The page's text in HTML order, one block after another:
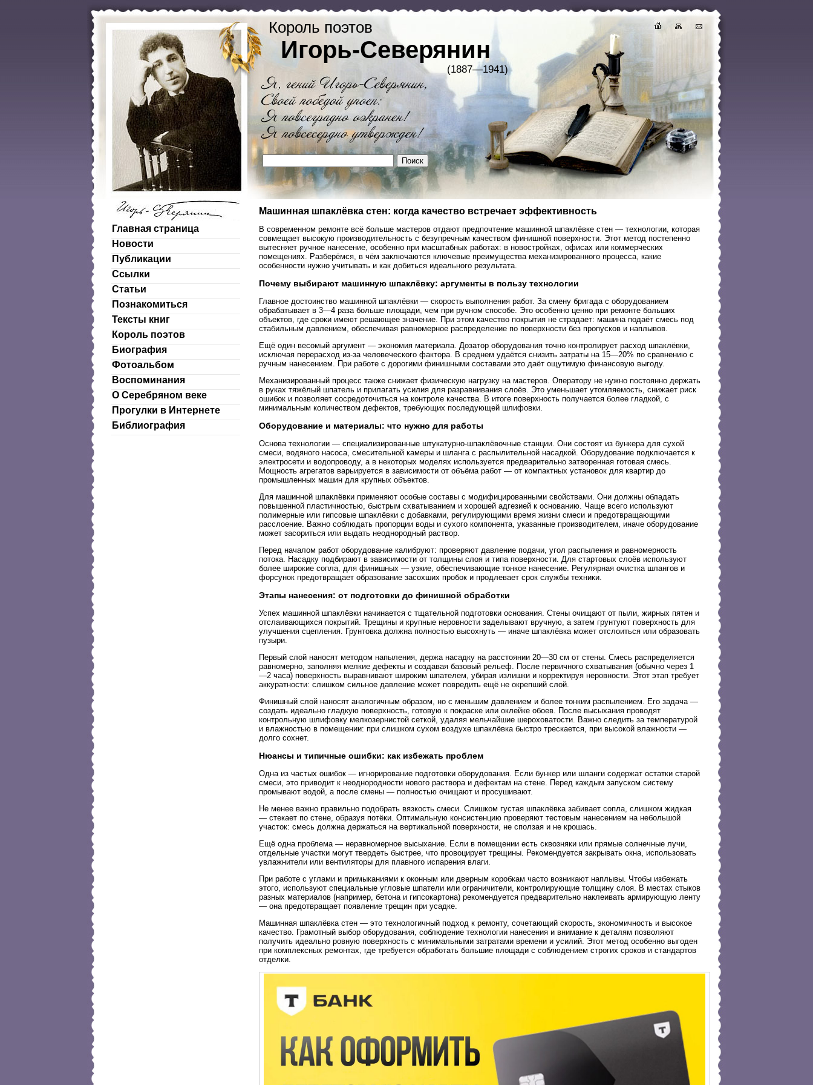
Король поэтов
Игорь-Северянин
(1887—1941)
Главная страница
Новости
Публикации
Ссылки
Статьи
Познакомиться
Тексты книг
Король поэтов
Биография
Фотоальбом
Воспоминания
О Серебряном веке
Прогулки в Интернете
Библиография
Машинная шпаклёвка стен: когда качество встречает эффективность
В современном ремонте всё больше мастеров отдают предпочтение машинной шпаклёвке стен — технологии, которая
совмещает высокую производительность с безупречным качеством финишной поверхности. Этот метод постепенно
вытесняет ручное нанесение, особенно при масштабных работах: в новостройках, офисах или коммерческих
помещениях. Разберёмся, в чём заключаются ключевые преимущества механизированного процесса, какие
особенности нужно учитывать и как добиться идеального результата.
Почему выбирают машинную шпаклёвку: аргументы в пользу технологии
Главное достоинство машинной шпаклёвки — скорость выполнения работ. За смену бригада с оборудованием
обрабатывает в 3—4 раза больше площади, чем при ручном способе. Это особенно ценно при ремонте больших
объектов, где сроки имеют решающее значение. При этом качество покрытия не страдает: машина подаёт смесь под
стабильным давлением, обеспечивая равномерное распределение по поверхности без пропусков и наплывов.
Ещё один весомый аргумент — экономия материала. Дозатор оборудования точно контролирует расход шпаклёвки,
исключая перерасход из-за человеческого фактора. В среднем удаётся снизить затраты на 15—20% по сравнению с
ручным нанесением. При работе с дорогими финишными составами это даёт ощутимую финансовую выгоду.
Механизированный процесс также снижает физическую нагрузку на мастеров. Оператору не нужно постоянно держать
в руках тяжёлый шпатель и прилагать усилия для разравнивания слоёв. Это уменьшает утомляемость, снижает риск
ошибок и позволяет сосредоточиться на контроле качества. В итоге поверхность получается более гладкой, с
минимальным количеством дефектов, требующих последующей шлифовки.
Оборудование и материалы: что нужно для работы
Основа технологии — специализированные штукатурно-шпаклёвочные станции. Они состоят из бункера для сухой
смеси, водяного насоса, смесительной камеры и шланга с распылительной насадкой. Оборудование подключается к
электросети и водопроводу, а в некоторых моделях используется предварительно затворенная готовая смесь.
Мощность агрегатов варьируется в зависимости от объёма работ — от компактных установок для квартир до
промышленных машин для крупных объектов.
Для машинной шпаклёвки применяют особые составы с модифицированными свойствами. Они должны обладать
повышенной пластичностью, быстрым схватыванием и хорошей адгезией к основанию. Чаще всего используют
полимерные или гипсовые шпаклёвки с добавками, регулирующими время жизни смеси и предотвращающими
расслоение. Важно соблюдать пропорции воды и сухого компонента, указанные производителем, иначе оборудование
может засориться или выдать неоднородный раствор.
Перед началом работ оборудование калибруют: проверяют давление подачи, угол распыления и равномерность
потока. Насадку подбирают в зависимости от толщины слоя и типа поверхности. Для стартовых слоёв используют
более широкие сопла, для финишных — узкие, обеспечивающие тонкое нанесение. Регулярная очистка шлангов и
форсунок предотвращает образование засохших пробок и продлевает срок службы техники.
Этапы нанесения: от подготовки до финишной обработки
Успех машинной шпаклёвки начинается с тщательной подготовки основания. Стены очищают от пыли, жирных пятен и
отслаивающихся покрытий. Трещины и крупные неровности заделывают вручную, а затем грунтуют поверхность для
улучшения сцепления. Грунтовка должна полностью высохнуть — иначе шпаклёвка может отслоиться или образовать
пузыри.
Первый слой наносят методом напыления, держа насадку на расстоянии 20—30 см от стены. Смесь распределяется
равномерно, заполняя мелкие дефекты и создавая базовый рельеф. После первичного схватывания (обычно через 1
—2 часа) поверхность выравнивают широким шпателем, убирая излишки и корректируя неровности. Этот этап требует
аккуратности: слишком сильное давление может повредить ещё не окрепший слой.
Финишный слой наносят аналогичным образом, но с меньшим давлением и более тонким распылением. Его задача —
создать идеально гладкую поверхность, готовую к покраске или оклейке обоев. После высыхания проводят
контрольную шлифовку мелкозернистой сеткой, удаляя мельчайшие шероховатости. Важно следить за температурой
и влажностью в помещении: при слишком сухом воздухе шпаклёвка быстро трескается, при высокой влажности —
долго сохнет.
Нюансы и типичные ошибки: как избежать проблем
Одна из частых ошибок — игнорирование подготовки оборудования. Если бункер или шланги содержат остатки старой
смеси, это приводит к неоднородности нового раствора и дефектам на стене. Перед каждым запуском систему
промывают водой, а после смены — полностью очищают и просушивают.
Не менее важно правильно подобрать вязкость смеси. Слишком густая шпаклёвка забивает сопла, слишком жидкая
— стекает по стене, образуя потёки. Оптимальную консистенцию проверяют тестовым нанесением на небольшой
участок: смесь должна держаться на вертикальной поверхности, не сползая и не крошась.
Ещё одна проблема — неравномерное высыхание. Если в помещении есть сквозняки или прямые солнечные лучи,
отдельные участки могут твердеть быстрее, что провоцирует трещины. Рекомендуется закрывать окна, использовать
увлажнители или вентиляторы для плавного испарения влаги.
При работе с углами и примыканиями к оконным или дверным коробкам часто возникают наплывы. Чтобы избежать
этого, используют специальные угловые шпатели или ограничители, контролирующие толщину слоя. В местах стыков
разных материалов (например, бетона и гипсокартона) рекомендуется предварительно наклеивать армирующую ленту
— она предотвращает появление трещин при усадке.
Машинная шпаклёвка стен — это технологичный подход к ремонту, сочетающий скорость, экономичность и высокое
качество. Грамотный выбор оборудования, соблюдение технологии нанесения и внимание к деталям позволяют
получить идеально ровную поверхность с минимальными затратами времени и усилий. Этот метод особенно выгоден
при комплексных ремонтах, где требуется обработать большие площади с соблюдением строгих сроков и стандартов
отделки.